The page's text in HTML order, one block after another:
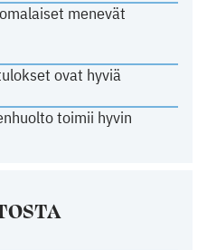
menevät
ovat hyviä
toimii hyvin